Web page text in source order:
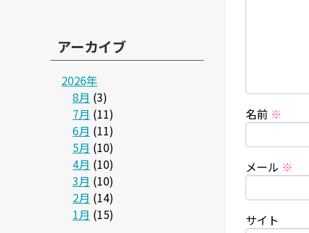
名前 ※
メール ※
サイト
アーカイブ
2026年
8月 (3)
7月 (11)
6月 (11)
5月 (10)
4月 (10)
3月 (10)
2月 (14)
1月 (15)